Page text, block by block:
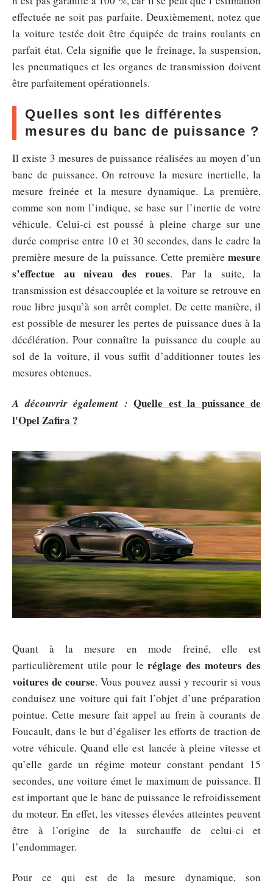
effectuée ne soit pas parfaite. Deuxièmement, notez que
la voiture testée doit être équipée de trains roulants en
parfait état. Cela signifie que le freinage, la suspension,
les pneumatiques et les organes de transmission doivent
être parfaitement opérationnels.
Quelles sont les différentes
mesures du banc de puissance ?
Il existe 3 mesures de puissance réalisées au moyen d’un
banc de puissance. On retrouve la mesure inertielle, la
mesure freinée et la mesure dynamique. La première,
comme son nom l’indique, se base sur l’inertie de votre
véhicule. Celui-ci est poussé à pleine charge sur une
durée comprise entre 10 et 30 secondes, dans le cadre la
première mesure de la puissance. Cette première mesure
s’effectue au niveau des roues. Par la suite, la
transmission est désaccouplée et la voiture se retrouve en
roue libre jusqu’à son arrêt complet. De cette manière, il
est possible de mesurer les pertes de puissance dues à la
décélération. Pour connaître la puissance du couple au
sol de la voiture, il vous suffit d’additionner toutes les
mesures obtenues.
A découvrir également : Quelle est la puissance de
l'Opel Zafira ?
Quant à la mesure en mode freiné, elle est
particulièrement utile pour leréglage des moteurs des
voitures de course. Vous pouvez aussi y recourir si vous
conduisez une voiture qui fait l’objet d’une préparation
pointue. Cette mesure fait appel au frein à courants de
Foucault, dans le but d’égaliser les efforts de traction de
votre véhicule. Quand elle est lancée à pleine vitesse et
qu’elle garde un régime moteur constant pendant 15
secondes, une voiture émet le maximum de puissance. Il
est important que le banc de puissance le refroidissement
du moteur. En effet, les vitesses élevées atteintes peuvent
être à l’origine de la surchauffe de celui-ci et
l’endommager.
Pour ce qui est de la mesure dynamique, son